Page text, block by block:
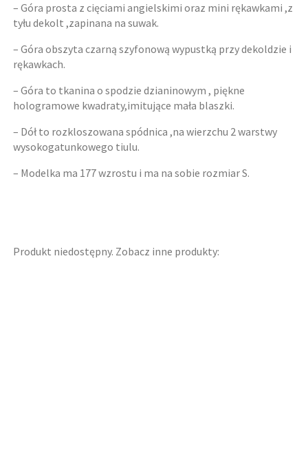
– Góra prosta z cięciami angielskimi oraz mini rękawkami ,z
tyłu dekolt ,zapinana na suwak.
– Góra obszyta czarną szyfonową wypustką przy dekoldzie i
rękawkach.
– Góra to tkanina o spodzie dzianinowym , piękne
hologramowe kwadraty,imitujące mała blaszki.
– Dół to rozkloszowana spódnica ,na wierzchu 2 warstwy
wysokogatunkowego tiulu.
– Modelka ma 177 wzrostu i ma na sobie rozmiar S.
Produkt niedostępny. Zobacz inne produkty: